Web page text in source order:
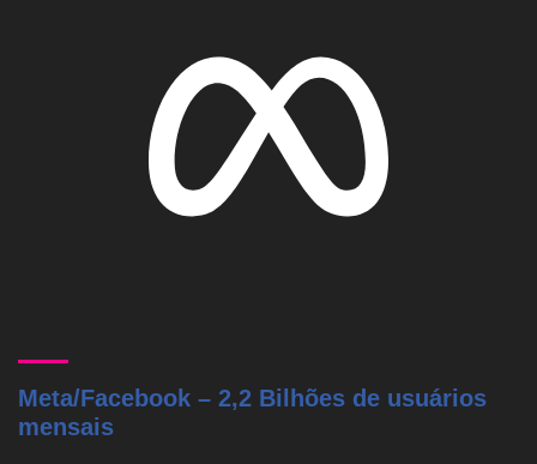
Meta/Facebook – 2,2 Bilhões de usuários
mensais